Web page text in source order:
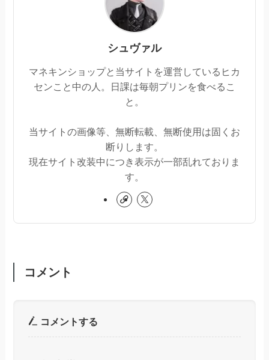
シュヴァル
マネキンショップと当サイトを運営しているヒカ
センこと中の人。日課は毎朝プリンを食べるこ
と。
当サイトの画像等、無断転載、無断使用は固くお
断りします。
現在サイト改装中につき表示が一部乱れておりま
す。
コメント
コメントする